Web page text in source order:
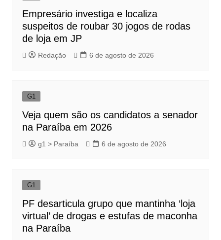
Empresário investiga e localiza
suspeitos de roubar 30 jogos de rodas
de loja em JP
Redação 6 de agosto de 2026
G1
Veja quem são os candidatos a senador
na Paraíba em 2026
g1 > Paraíba 6 de agosto de 2026
G1
PF desarticula grupo que mantinha ‘loja
virtual’ de drogas e estufas de maconha
na Paraíba